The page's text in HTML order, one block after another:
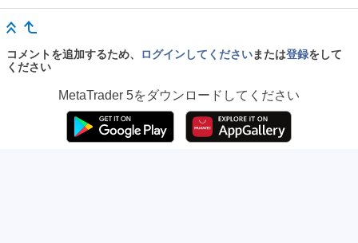
コメントを追加するため、 ログインしてくださいまたは登録をして
ください
MetaTrader 5をダウンロードしてください